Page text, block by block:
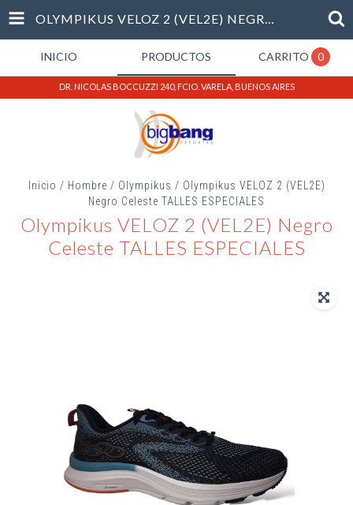
OLYMPIKUS VELOZ 2 (VEL2E) NEGRO CELESTE TALLES ESPECIALES
INICIO PRODUCTOS CARRITO 0
DR. NICOLAS BOCCUZZI 240, FCIO. VARELA, BUENOS AIRES
Inicio / Hombre / Olympikus / Olympikus VELOZ 2 (VEL2E)
Negro Celeste TALLES ESPECIALES
Olympikus VELOZ 2 (VEL2E) Negro
Celeste TALLES ESPECIALES